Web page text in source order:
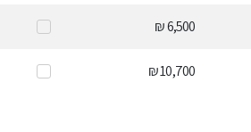
6,500 ₪
10,700 ₪